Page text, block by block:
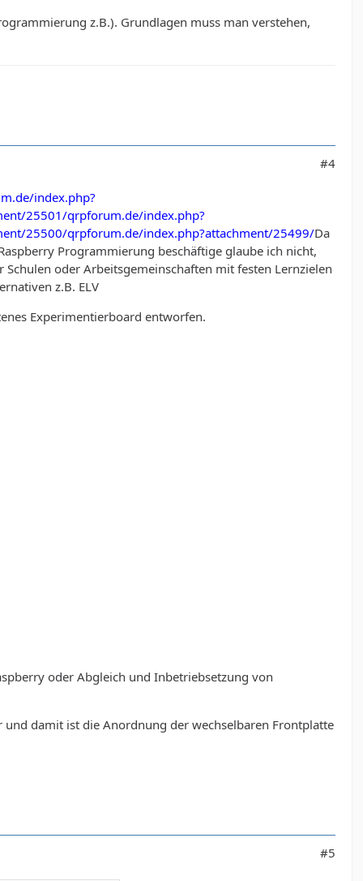
z.B.). Grundlagen muss man verstehen,
#4
index.php?
25501/qrpforum.de/index.php?
25500/qrpforum.de/index.php?attachment/25499/Da
Programmierung beschäftige glaube ich nicht,
oder Arbeitsgemeinschaften mit festen Lernzielen
z.B. ELV
Experimentierboard entworfen.
oder Abgleich und Inbetriebsetzung von
damit ist die Anordnung der wechselbaren Frontplatte
#5